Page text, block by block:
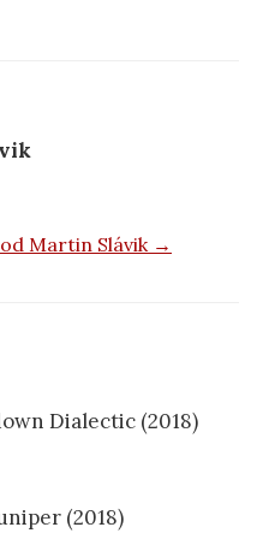
Martin Slávik →
Dialectic (2018)
(2018)